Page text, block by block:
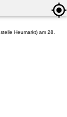
Heumarkt) am 28.